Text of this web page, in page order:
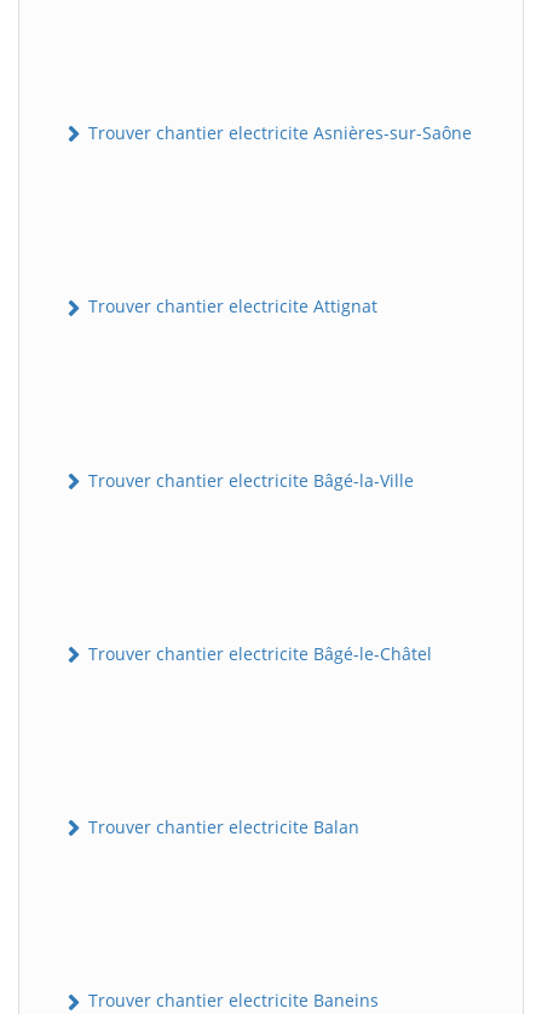
Trouver chantier electricite Asnières-sur-Saône
Trouver chantier electricite Attignat
Trouver chantier electricite Bâgé-la-Ville
Trouver chantier electricite Bâgé-le-Châtel
Trouver chantier electricite Balan
Trouver chantier electricite Baneins